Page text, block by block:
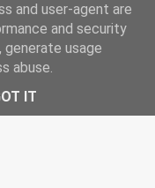
Blogger
and user-agent are
and security
usage
abuse.
IT